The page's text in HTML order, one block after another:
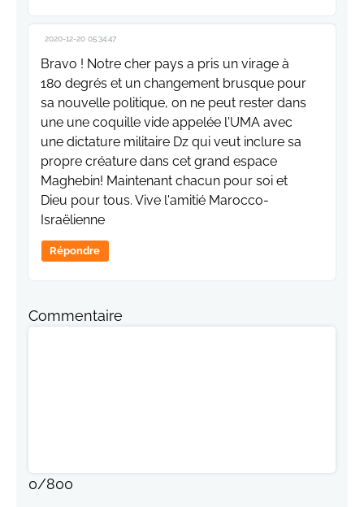
2020-12-20 05:34:47
Bravo ! Notre cher pays a pris un virage à
180 degrés et un changement brusque pour
sa nouvelle politique, on ne peut rester dans
une une coquille vide appelée l'UMA avec
une dictature militaire Dz qui veut inclure sa
propre créature dans cet grand espace
Maghebin! Maintenant chacun pour soi et
Dieu pour tous. Vive l'amitié Marocco-
Israëlienne
Répondre
Commentaire
0/800